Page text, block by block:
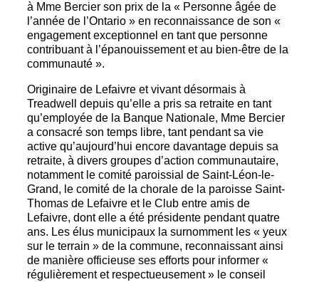
à Mme Bercier son prix de la « Personne âgée de
l’année de l’Ontario » en reconnaissance de son «
engagement exceptionnel en tant que personne
contribuant à l’épanouissement et au bien-être de la
communauté ».
Originaire de Lefaivre et vivant désormais à
Treadwell depuis qu’elle a pris sa retraite en tant
qu’employée de la Banque Nationale, Mme Bercier
a consacré son temps libre, tant pendant sa vie
active qu’aujourd’hui encore davantage depuis sa
retraite, à divers groupes d’action communautaire,
notamment le comité paroissial de Saint-Léon-le-
Grand, le comité de la chorale de la paroisse Saint-
Thomas de Lefaivre et le Club entre amis de
Lefaivre, dont elle a été présidente pendant quatre
ans. Les élus municipaux la surnomment les « yeux
sur le terrain » de la commune, reconnaissant ainsi
de manière officieuse ses efforts pour informer «
régulièrement et respectueusement » le conseil